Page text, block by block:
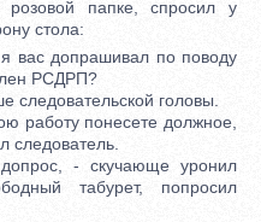
папке, спросил у
стола:
допрашивал по поводу
РСДРП?
головы.
работу понесете должное,
следователь.
- скучающе уронил
табурет, попросил